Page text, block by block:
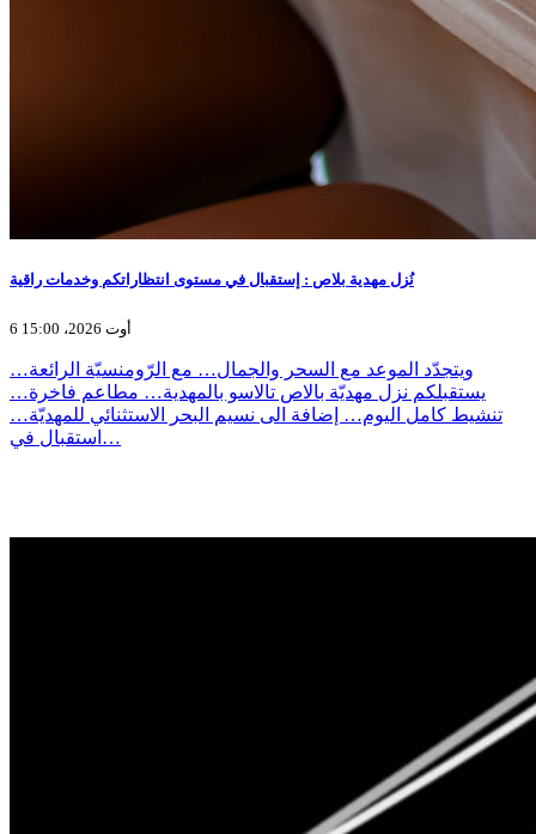
نُزل مهدية بلاص : إستقبال في مستوى انتظاراتكم وخدمات راقية
6 أوت 2026، 15:00
ويتجدّد الموعد مع السحر والجمال… مع الرّومنسيّة الرائعة…
يستقبلكم نزل مهديّة بالاص تالاسو بالمهدية… مطاعم فاخرة…
تنشيط كامل اليوم… إضافة الى نسيم البحر الاستثنائي للمهديّة…
استقبال في…